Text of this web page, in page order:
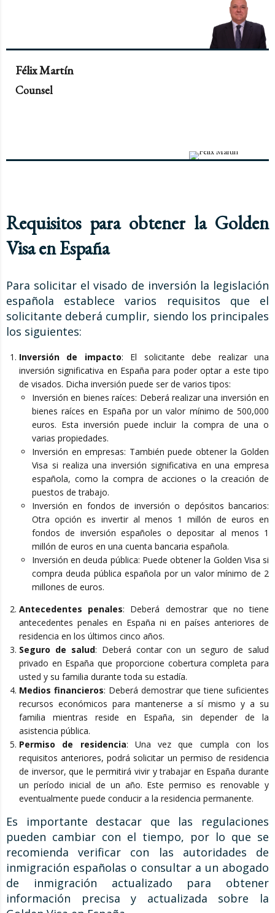
Félix Martín
Counsel
Requisitos para obtener la Golden
Visa en España
Para solicitar el visado de inversión la legislación
española establece varios requisitos que el
solicitante deberá cumplir, siendo los principales
los siguientes:
Inversión de impacto: El solicitante debe realizar una
inversión significativa en España para poder optar a este tipo
de visados. Dicha inversión puede ser de varios tipos:
Inversión en bienes raíces: Deberá realizar una inversión en
bienes raíces en España por un valor mínimo de 500,000
euros. Esta inversión puede incluir la compra de una o
varias propiedades.
Inversión en empresas: También puede obtener la Golden
Visa si realiza una inversión significativa en una empresa
española, como la compra de acciones o la creación de
puestos de trabajo.
Inversión en fondos de inversión o depósitos bancarios:
Otra opción es invertir al menos 1 millón de euros en
fondos de inversión españoles o depositar al menos 1
millón de euros en una cuenta bancaria española.
Inversión en deuda pública: Puede obtener la Golden Visa si
compra deuda pública española por un valor mínimo de 2
millones de euros.
Antecedentes penales: Deberá demostrar que no tiene
antecedentes penales en España ni en países anteriores de
residencia en los últimos cinco años.
Seguro de salud: Deberá contar con un seguro de salud
privado en España que proporcione cobertura completa para
usted y su familia durante toda su estadía.
Medios financieros: Deberá demostrar que tiene suficientes
recursos económicos para mantenerse a sí mismo y a su
familia mientras reside en España, sin depender de la
asistencia pública.
Permiso de residencia: Una vez que cumpla con los
requisitos anteriores, podrá solicitar un permiso de residencia
de inversor, que le permitirá vivir y trabajar en España durante
un período inicial de un año. Este permiso es renovable y
eventualmente puede conducir a la residencia permanente.
Es importante destacar que las regulaciones
pueden cambiar con el tiempo, por lo que se
recomienda verificar con las autoridades de
inmigración españolas o consultar a un abogado
de inmigración actualizado para obtener
información precisa y actualizada sobre la